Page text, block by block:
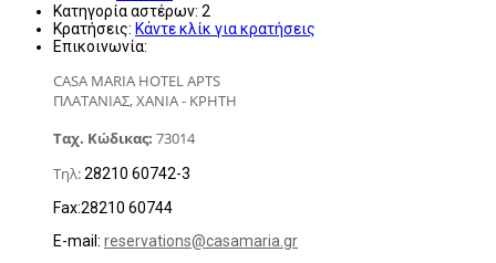
Κατηγορία αστέρων: 2
Κρατήσεις: Κάντε κλίκ για κρατήσεις
Επικοινωνία:
CASA MARIA HOTEL APTS
ΠΛΑΤΑΝΙΑΣ, ΧΑΝΙΑ - ΚΡΗΤΗ
Ταχ. Κώδικας: 73014
Τηλ:28210 60742-3
Fax:28210 60744
E-mail: reservations@casamaria.gr